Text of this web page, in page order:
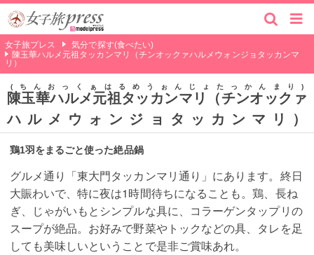
女子旅プレス
気分で探す(食べたい)
陳玉華ハルメ元祖タッカンマリ（チンオックァハルメウォンジョタッカンマ
リ）
陳玉華ハルメ元祖タッカンマリ（チンオックァ
ハルメウォンジョタッカンマリ）
ちんおっくぁはるめうぉんじょたっかんまり
鶏1羽をまるごと使った絶品鍋
グルメ通り「東大門タッカンマリ通り」にあります。終日
大賑わいで、特に夜は1時間待ちになることも。鶏、長ね
ぎ、じゃがいもとシンプルな具に、コラーゲンタップリの
スープが絶品。お好みで野菜やトックなどの具、タレを足
しても美味しいということで是非ご賞味あれ。